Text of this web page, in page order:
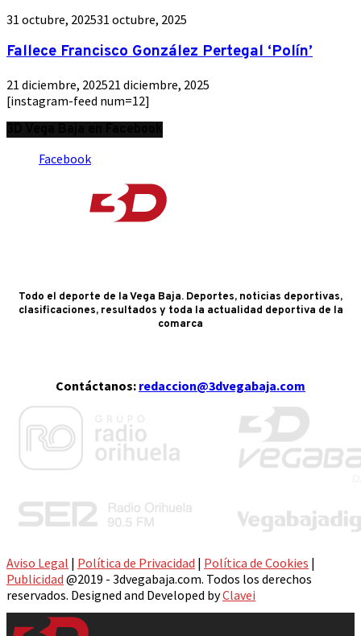
31 octubre, 202531 octubre, 2025
Fallece Francisco González Pertegal ‘Polín’
21 diciembre, 202521 diciembre, 2025
[instagram-feed num=12]
Facebook
Todo el deporte de la Vega Baja. Deportes, noticias deportivas,
clasificaciones, resultados y toda la actualidad deportiva de la
comarca
Contáctanos: redaccion@3dvegabaja.com
Aviso Legal | Política de Privacidad | Política de Cookies |
Publicidad @2019 - 3dvegabaja.com. Todos los derechos
reservados. Designed and Developed byClavei